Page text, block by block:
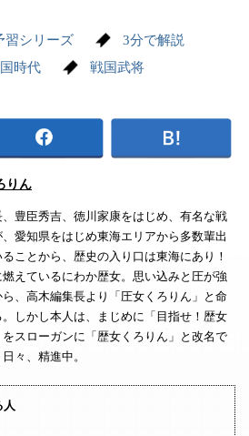
習シリーズ
3分で解説
時代 戦国武将
りん
豊臣秀吉、徳川家康をはじめ、有名な戦
、愛知県をはじめ東海エリアから多数輩出
ことから、歴史の入り口は東海にあり！
燃えているにわか歴女。思い込みと圧が強
ら、高木編集長より「圧女くろりん」と命
しかし本人は、まじめに「目指せ！歴女
スローガンに「歴女くろりん」と改名で
々、精進中。